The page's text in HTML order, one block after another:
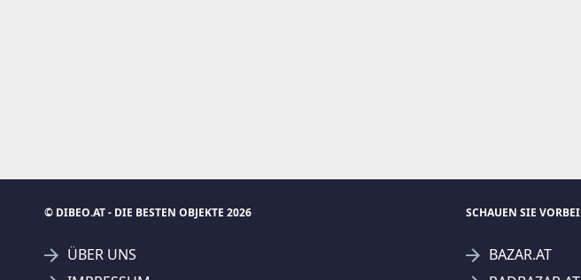
© DIBEO.AT - DIE BESTEN OBJEKTE 2026
ÜBER UNS
SCHAUEN SIE VORBEI
BAZAR.AT